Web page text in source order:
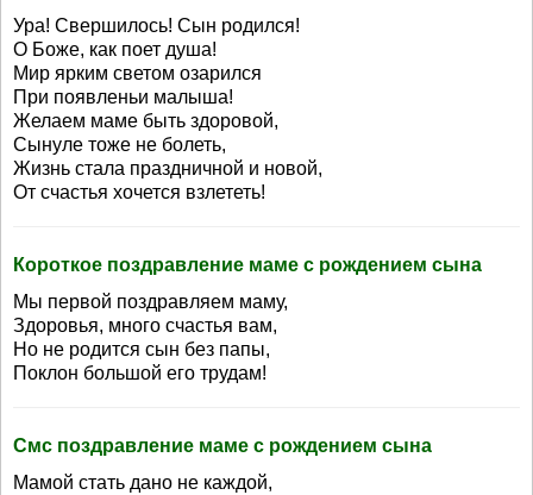
Ура! Свершилось! Сын родился!
О Боже, как поет душа!
Мир ярким светом озарился
При появленьи малыша!
Желаем маме быть здоровой,
Сынуле тоже не болеть,
Жизнь стала праздничной и новой,
От счастья хочется взлететь!
Короткое поздравление маме с рождением сына
Мы первой поздравляем маму,
Здоровья, много счастья вам,
Но не родится сын без папы,
Поклон большой его трудам!
Смс поздравление маме с рождением сына
Мамой стать дано не каждой,